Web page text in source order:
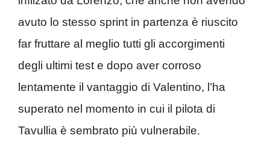
avuto lo stesso sprint in partenza è riuscito
far fruttare al meglio tutti gli accorgimenti
degli ultimi test e dopo aver corroso
lentamente il vantaggio di Valentino, l’ha
superato nel momento in cui il pilota di
Tavullia è sembrato più vulnerabile.